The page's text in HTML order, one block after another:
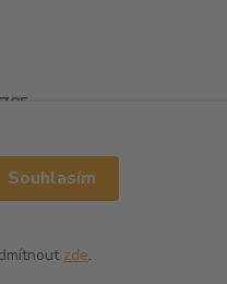
Souhlasím
zde.